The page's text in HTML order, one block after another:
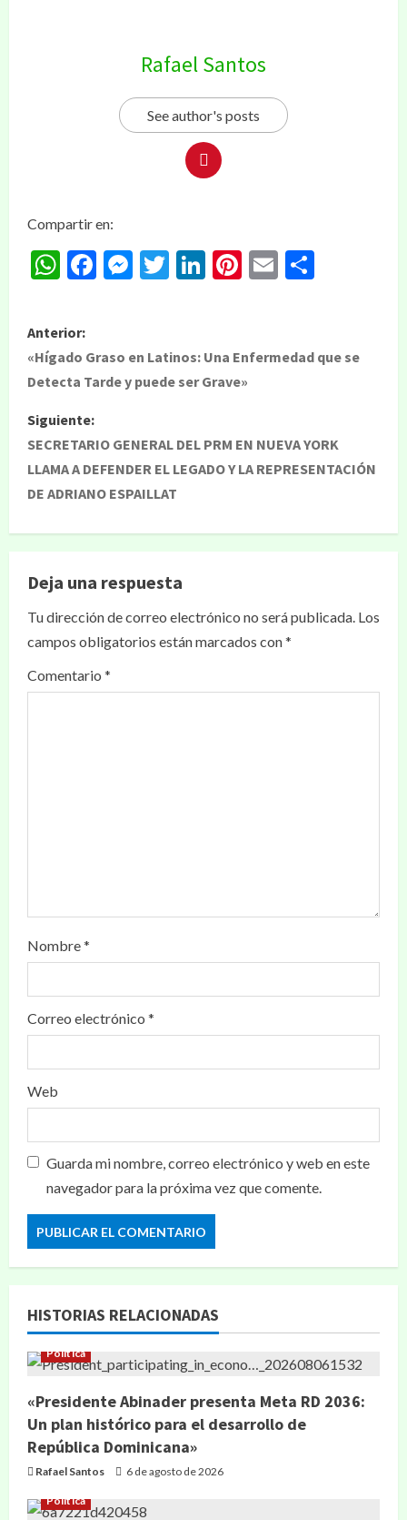
Rafael Santos
See author's posts
Compartir en:
WhatsApp
Facebook
Messenger
Twitter
LinkedIn
Pinterest
Email
Anterior:
«Hígado Graso en Latinos: Una Enfermedad que se
Detecta Tarde y puede ser Grave»
Siguiente:
SECRETARIO GENERAL DEL PRM EN NUEVA YORK
LLAMA A DEFENDER EL LEGADO Y LA REPRESENTACIÓN
DE ADRIANO ESPAILLAT
Deja una respuesta
Tu dirección de correo electrónico no será publicada. Los
campos obligatorios están marcados con*
Comentario *
Nombre*
Correo electrónico *
Web
Guarda mi nombre, correo electrónico y web en este
navegador para la próxima vez que comente.
HISTORIAS RELACIONADAS
Política
«Presidente Abinader presenta Meta RD 2036:
Un plan histórico para el desarrollo de
República Dominicana»
Rafael Santos 6 de agosto de 2026
Política